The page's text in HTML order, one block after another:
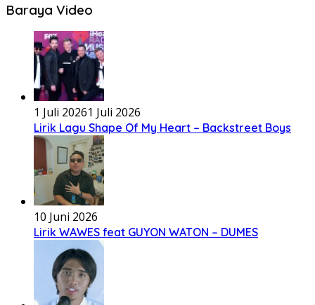
Baraya Video
1 Juli 20261 Juli 2026
Lirik Lagu Shape Of My Heart – Backstreet Boys
10 Juni 2026
Lirik WAWES feat GUYON WATON – DUMES